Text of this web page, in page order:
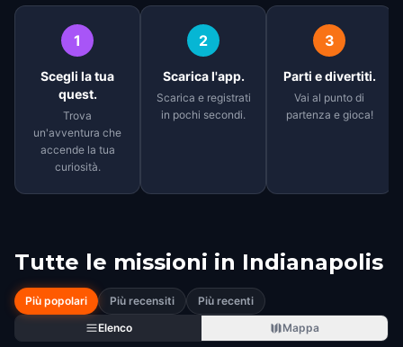
1
Scegli la tua
quest.
Trova
un'avventura che
accende la tua
curiosità.
2
Scarica l'app.
Scarica e registrati
in pochi secondi.
3
Parti e divertiti.
Vai al punto di
partenza e gioca!
Tutte le missioni in Indianapolis
Più popolari Più recensiti
Più recenti
Elenco
Mappa